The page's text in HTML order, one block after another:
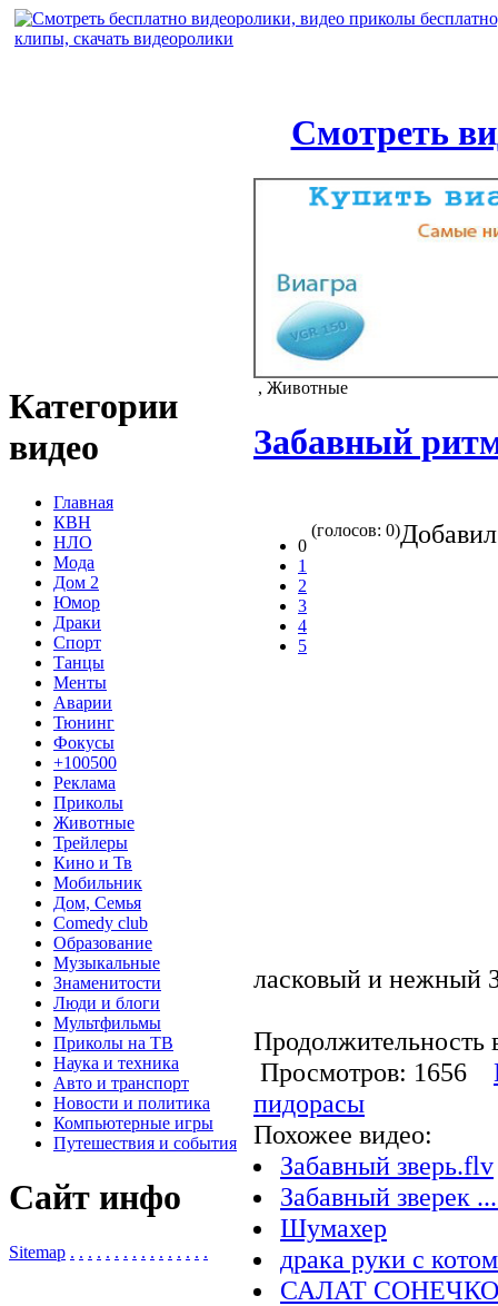
Смотреть
Категории
видео
Главная
КВН
НЛО
Мода
Дом 2
Юмор
Драки
Спорт
Танцы
Менты
Аварии
Тюнинг
Фокусы
+100500
Реклама
Приколы
Животные
Трейлеры
Кино и Тв
Мобильник
Дом, Семья
Comedy club
Образование
Музыкальные
Знаменитости
Люди и блоги
Мультфильмы
Приколы на ТВ
Наука и техника
Авто и транспорт
Новости и политика
Компьютерные игры
Путешествия и события
Сайт инфо
Sitemap . . . . . . . . . . . . . . . .
, Животные
Забавный
0
1
2
3
4
5
(голосов: 0)
ласковый и нежный
Продолжительность
Просмотров: 1656
пидорасы
Похожее видео:
Забавный зверь.flv
Забавный зверек
Шумахер
драка руки с котом
САЛАТ СОНЕЧКО